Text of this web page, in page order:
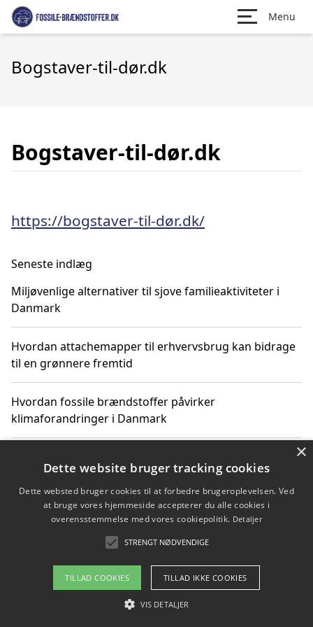
Menu
Bogstaver-til-dør.dk
Bogstaver-til-dør.dk
https://bogstaver-til-dør.dk/
Seneste indlæg
Miljøvenlige alternativer til sjove familieaktiviteter i
Danmark
Hvordan attachemapper til erhvervsbrug kan bidrage
til en grønnere fremtid
Hvordan fossile brændstoffer påvirker
klimaforandringer i Danmark
klimaændringer
Hvordan citater om fossile brændstoffer kan ændre
Copyright 2026 - Pilanto Aps
Om / kontakt
×
Dette website bruger tracking cookies
Dette websted bruger cookies til at forbedre brugeroplevelsen. Ved
at bruge vores hjemmeside accepterer du alle cookies i
overensstemmelse med vores cookiepolitik. Detaljer
STRENGT NØDVENDIGE
TILLAD COOKIES TILLAD IKKE COOKIES
VIS DETALJER